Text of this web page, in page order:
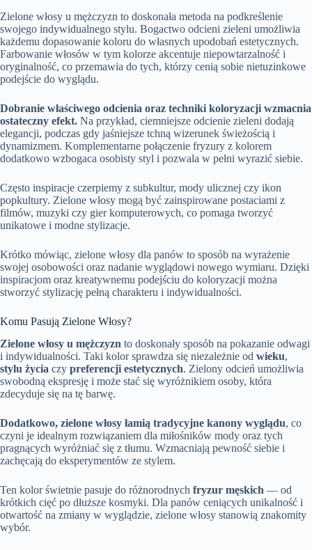
Zielone włosy u mężczyzn to doskonała metoda na podkreślenie
swojego indywidualnego stylu. Bogactwo odcieni zieleni umożliwia
każdemu dopasowanie koloru do własnych upodobań estetycznych.
Farbowanie włosów w tym kolorze akcentuje niepowtarzalność i
oryginalność, co przemawia do tych, którzy cenią sobie nietuzinkowe
podejście do wyglądu.
Dobranie właściwego odcienia oraz techniki koloryzacji wzmacnia
ostateczny efekt. Na przykład, ciemniejsze odcienie zieleni dodają
elegancji, podczas gdy jaśniejsze tchną wizerunek świeżością i
dynamizmem. Komplementarne połączenie fryzury z kolorem
dodatkowo wzbogaca osobisty styl i pozwala w pełni wyrazić siebie.
Często inspiracje czerpiemy z subkultur, mody ulicznej czy ikon
popkultury. Zielone włosy mogą być zainspirowane postaciami z
filmów, muzyki czy gier komputerowych, co pomaga tworzyć
unikatowe i modne stylizacje.
Krótko mówiąc, zielone włosy dla panów to sposób na wyrażenie
swojej osobowości oraz nadanie wyglądowi nowego wymiaru. Dzięki
inspiracjom oraz kreatywnemu podejściu do koloryzacji można
stworzyć stylizację pełną charakteru i indywidualności.
Komu Pasują Zielone Włosy?
Zielone włosy u mężczyzn to doskonały sposób na pokazanie odwagi
i indywidualności. Taki kolor sprawdza się niezależnie od wieku,
stylu życia czy preferencji estetycznych. Zielony odcień umożliwia
swobodną ekspresję i może stać się wyróżnikiem osoby, która
zdecyduje się na tę barwę.
Dodatkowo, zielone włosy łamią tradycyjne kanony wyglądu, co
czyni je idealnym rozwiązaniem dla miłośników mody oraz tych
pragnących wyróżniać się z tłumu. Wzmacniają pewność siebie i
zachęcają do eksperymentów ze stylem.
Ten kolor świetnie pasuje do różnorodnych fryzur męskich — od
krótkich cięć po dłuższe kosmyki. Dla panów ceniących unikalność i
otwartość na zmiany w wyglądzie, zielone włosy stanowią znakomity
wybór.